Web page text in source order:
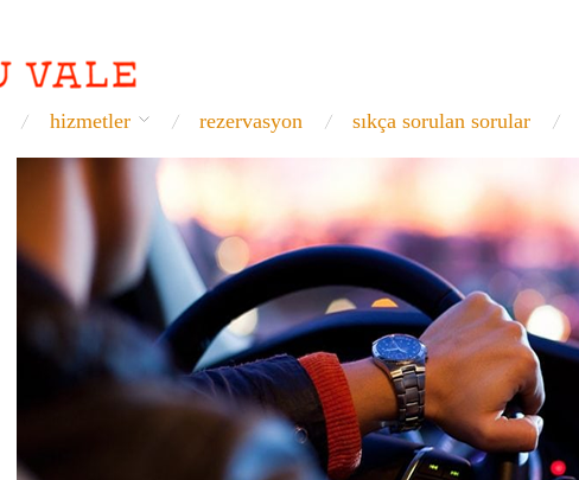
hizmetler rezervasyon sıkça sorulan sorular